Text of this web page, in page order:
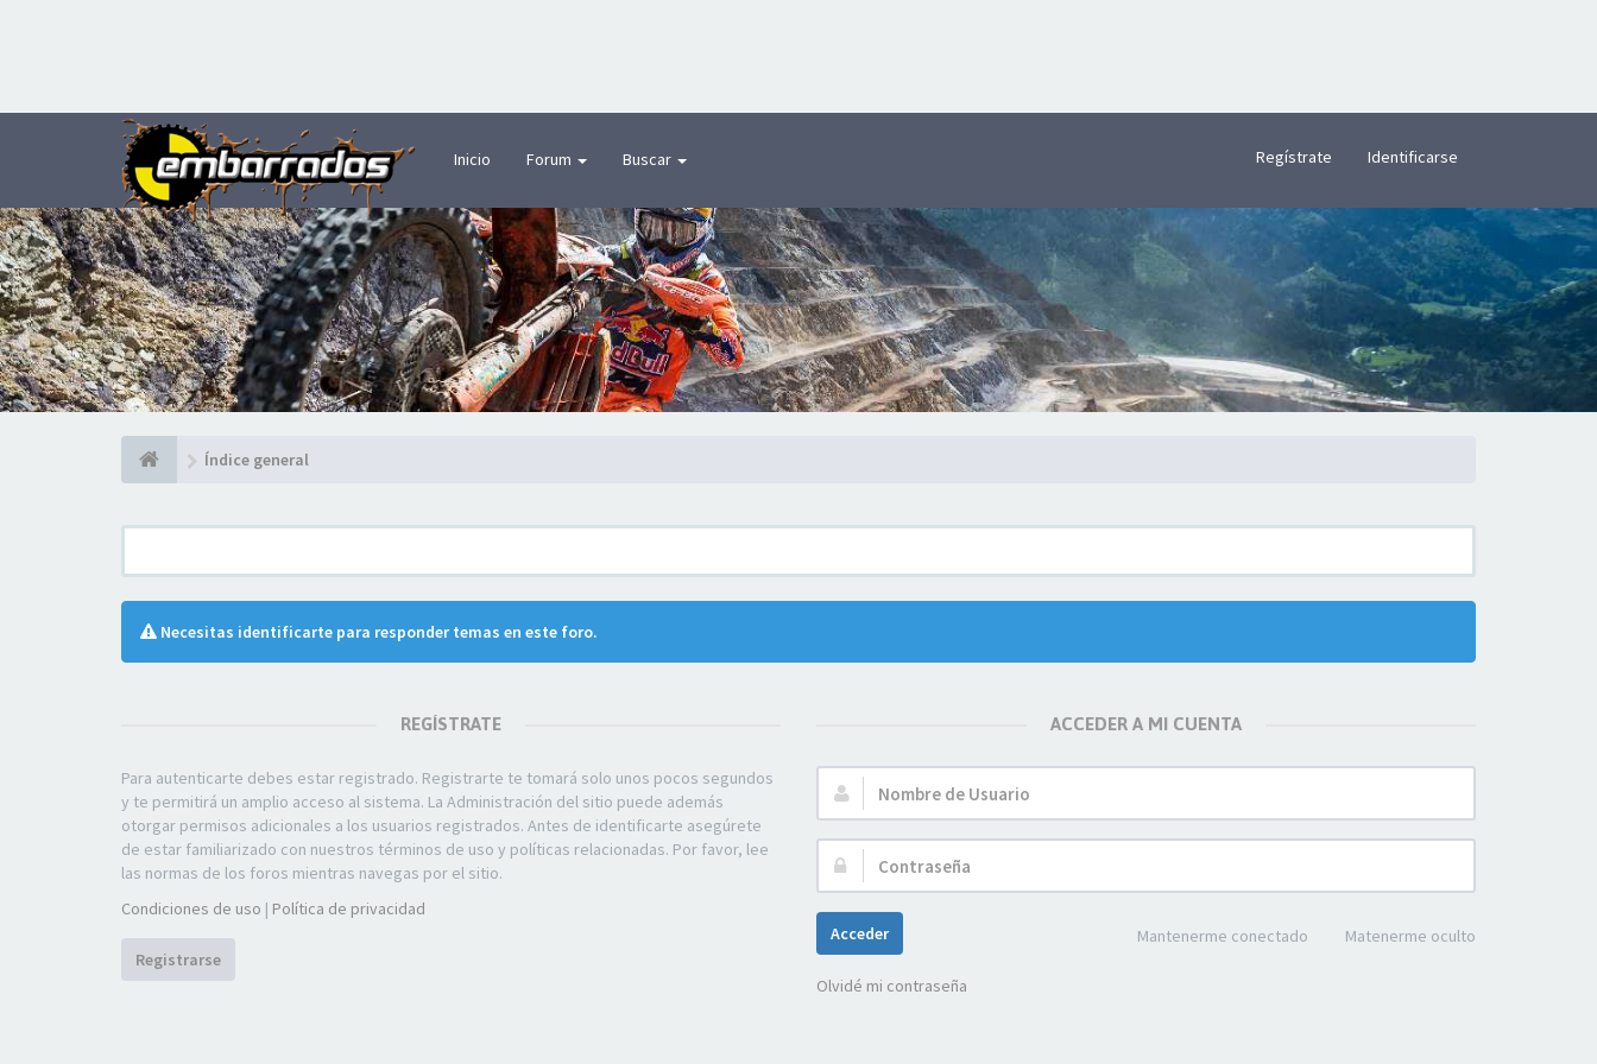
Inicio Forum Buscar Regístrate Identificarse
Índice general
Necesitas identificarte para responder temas en este foro.
REGÍSTRATE
Para autenticarte debes estar registrado. Registrarte te tomará solo unos pocos segundos
y te permitirá un amplio acceso al sistema. La Administración del sitio puede además
otorgar permisos adicionales a los usuarios registrados. Antes de identificarte asegúrete
de estar familiarizado con nuestros términos de uso y políticas relacionadas. Por favor, lee
las normas de los foros mientras navegas por el sitio.
Condiciones de uso | Política de privacidad
Registrarse
ACCEDER A MI CUENTA
Nombre
de
Usuario:
Contraseña:
Mantenerme conectado Matenerme oculto
Acceder
Olvidé mi contraseña